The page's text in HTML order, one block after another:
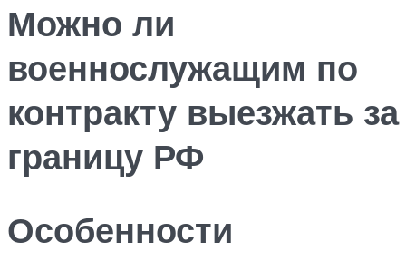
Можно ли
военнослужащим по
контракту выезжать за
границу РФ
Особенности